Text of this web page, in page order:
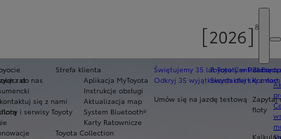
Świętujemy 35 lat Toyoty w Polsce
Odkryj 35 wyjątkowych ofert
Umów się na jazdę testową
do nas
się z nami
i serwisy Toyoty
Toyota Central
Skontaktuj się z
rat
flotą
Komfort
Zapytaj
floty
Strefa klienta
Aplikacja MyToyota
Instrukcje obsługi
Aktualizacja map
System Bluetooth®
Karty Ratownicze
Toyota Collection